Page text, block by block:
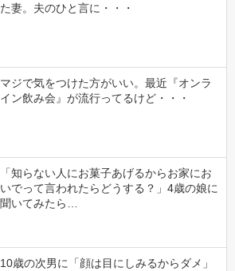
た妻。夫のひと言に・・・
マジで気をつけた方がいい。最近『オンラ
イン飲み会』が流行ってるけど・・・
「知らない人にお菓子あげるからお家にお
いでって言われたらどうする？」4歳の娘に
聞いてみたら…
10歳の次男に「顔は目にしみるからダメ」